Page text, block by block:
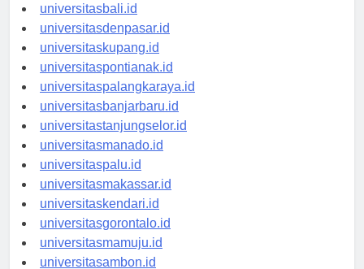
universitasbanten.id
universitasbali.id
universitasdenpasar.id
universitaskupang.id
universitaspontianak.id
universitaspalangkaraya.id
universitasbanjarbaru.id
universitastanjungselor.id
universitasmanado.id
universitaspalu.id
universitasmakassar.id
universitaskendari.id
universitasgorontalo.id
universitasmamuju.id